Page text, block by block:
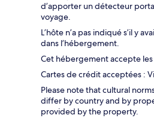
d’apporter un détecteur
voyage.
L’hôte n’a pas indiqué s’il y
dans l’hébergement.
Cet hébergement accepte
Cartes de crédit acceptées :
Please note that cultural
differ by country and by
provided by the property.